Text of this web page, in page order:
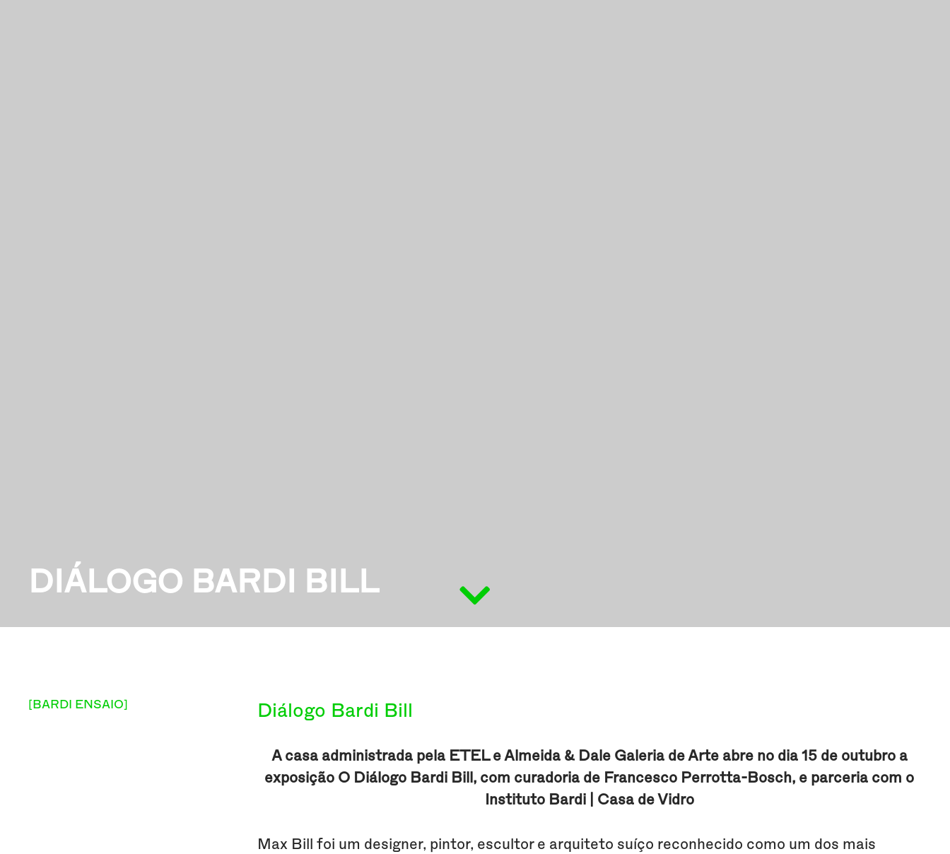
DIÁLOGO BARDI BILL
[BARDI ENSAIO] Diálogo Bardi Bill
A casa administrada pela ETEL e Almeida & Dale Galeria de Arte abre no dia 15 de outubro a
exposição O Diálogo Bardi Bill, com curadoria de Francesco Perrotta-Bosch, e parceria com o
Instituto Bardi | Casa de Vidro
Max Bill foi um designer, pintor, escultor e arquiteto suíço reconhecido como um dos mais